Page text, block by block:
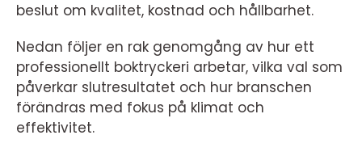
beslut om kvalitet, kostnad och hållbarhet.
Nedan följer en rak genomgång av hur ett
professionellt boktryckeri arbetar, vilka val som
påverkar slutresultatet och hur branschen
förändras med fokus på klimat och
effektivitet.